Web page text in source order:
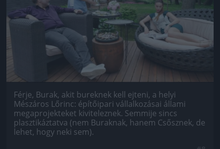
Férje, Burak, akit bureknek kell ejteni, a helyi
Mészáros Lőrinc: építőipari vállalkozásai állami
megaprojekteket kiviteleznek. Semmije sincs
plasztikáztatva (nem Buraknak, hanem Csősznek, de
lehet, hogy neki sem).